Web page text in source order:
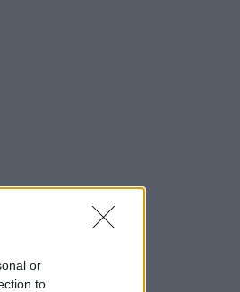
or
to